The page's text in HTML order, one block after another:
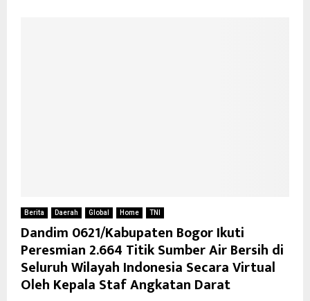
Berita Daerah Global Home TNI
Dandim 0621/Kabupaten Bogor Ikuti
Peresmian 2.664 Titik Sumber Air Bersih di
Seluruh Wilayah Indonesia Secara Virtual
Oleh Kepala Staf Angkatan Darat